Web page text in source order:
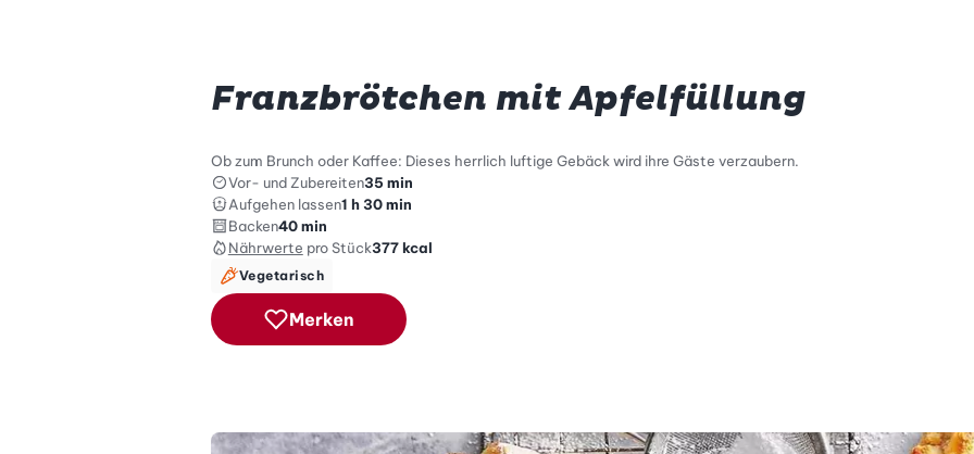
Franzbrötchen mit Apfelfüllung
Ob zum Brunch oder Kaffee: Dieses herrlich luftige Gebäck wird ihre Gäste verzaubern.
Vor- und Zubereiten35 min
Aufgehen lassen1 h 30 min
Backen40 min
Nährwerte pro Stück377 kcal
Vegetarisch
Merken